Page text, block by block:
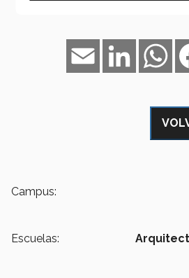
LinkedIn
Email
Campus:
Escuelas: